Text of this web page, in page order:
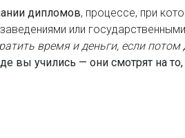
дипломов, процессе, при
или
время и деньги, если
вы учились — они смотрят на